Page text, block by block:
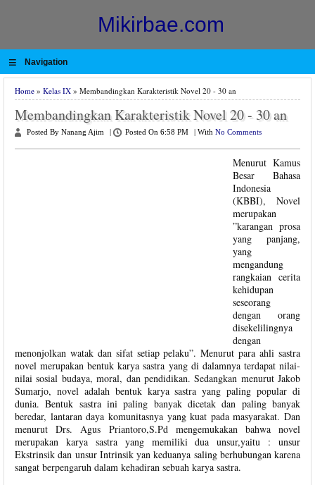
Mikirbae.com
≡ Navigation
Home » Kelas IX » Membandingkan Karakteristik Novel 20 - 30 an
Membandingkan Karakteristik Novel 20 - 30 an
Posted By Nanang Ajim Posted On 6:58 PM With No Comments
Menurut Kamus
Besar Bahasa
Indonesia
(KBBI), Novel
merupakan
”karangan prosa
yang panjang,
yang
mengandung
rangkaian cerita
kehidupan
seseorang
dengan orang
disekelilingnya
dengan
menonjolkan watak dan sifat setiap pelaku”. Menurut para ahli sastra
novel merupakan bentuk karya sastra yang di dalamnya terdapat nilai-
nilai sosial budaya, moral, dan pendidikan. Sedangkan menurut Jakob
Sumarjo, novel adalah bentuk karya sastra yang paling popular di
dunia. Bentuk sastra ini paling banyak dicetak dan paling banyak
beredar, lantaran daya komunitasnya yang kuat pada masyarakat. Dan
menurut Drs. Agus Priantoro,S.Pd mengemukakan bahwa novel
merupakan karya sastra yang memiliki dua unsur,yaitu : unsur
Ekstrinsik dan unsur Intrinsik yan keduanya saling berhubungan karena
sangat berpengaruh dalam kehadiran sebuah karya sastra.